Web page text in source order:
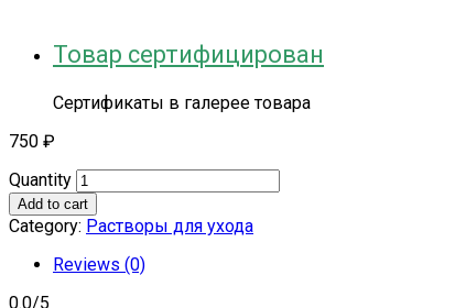
Товар сертифицирован
Сертификаты в галерее товара
750 ₽
Quantity
Add to cart
Category: Растворы для ухода
Reviews (0)
0.0/5